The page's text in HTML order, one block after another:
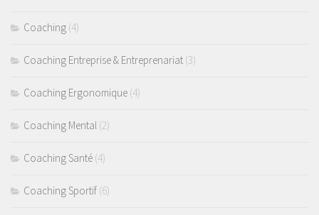
Coaching (4)
Coaching Entreprise & Entreprenariat (3)
Coaching Ergonomique (4)
Coaching Mental (2)
Coaching Santé (4)
Coaching Sportif (6)